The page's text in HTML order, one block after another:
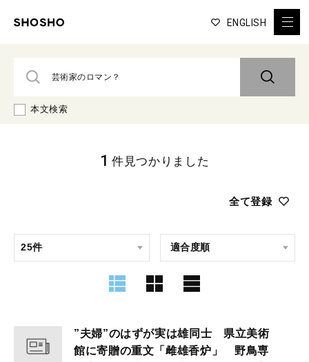
ENGLISH
本文検索
全て登録
1 件見つかりました
”夫婦”のはずが実は雄同士 県立美術
館に寄贈の重文「雌雄香炉」 野鳥専